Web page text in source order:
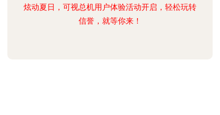
炫动夏日，可视总机用户体验活动开启，轻松玩转
信誉，就等你来！